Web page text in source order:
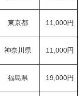
東京都 11,000円
神奈川県 11,000円
福島県 19,000円